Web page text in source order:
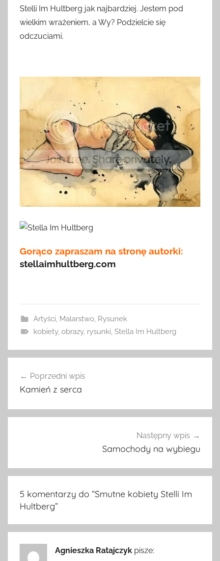
Stelli Im Hultberg jak najbardziej. Jestem pod
wielkim wrażeniem, a Wy? Podzielcie się
odczuciami.
Gorąco zapraszam na stronę autorki:
stellaimhultberg.com
Artyści, Malarstwo, Rysunek
kobiety, obrazy, rysunki, Stella Im Hultberg
wpisu
Poprzedni wpis
Kamień z serca
Następny wpis
Samochody na wybiegu
5 komentarzy do “Smutne kobiety Stelli Im
Hultberg”
Agnieszka Ratajczyk pisze: